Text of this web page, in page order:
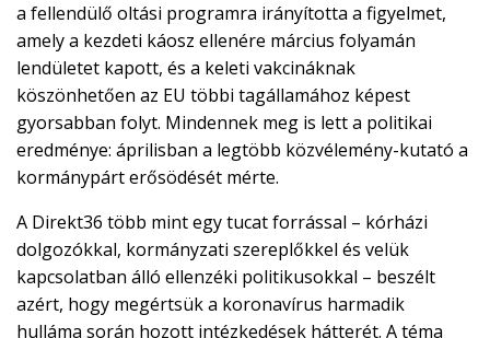
a fellendülő oltási programra irányította a figyelmet,
amely a kezdeti káosz ellenére március folyamán
lendületet kapott, és a keleti vakcináknak
köszönhetően az EU többi tagállamához képest
gyorsabban folyt. Mindennek meg is lett a politikai
eredménye: áprilisban a legtöbb közvélemény-kutató a
kormánypárt erősödését mérte.
A Direkt36 több mint egy tucat forrással – kórházi
dolgozókkal, kormányzati szereplőkkel és velük
kapcsolatban álló ellenzéki politikusokkal – beszélt
azért, hogy megértsük a koronavírus harmadik
hulláma során hozott intézkedések hátterét. A téma